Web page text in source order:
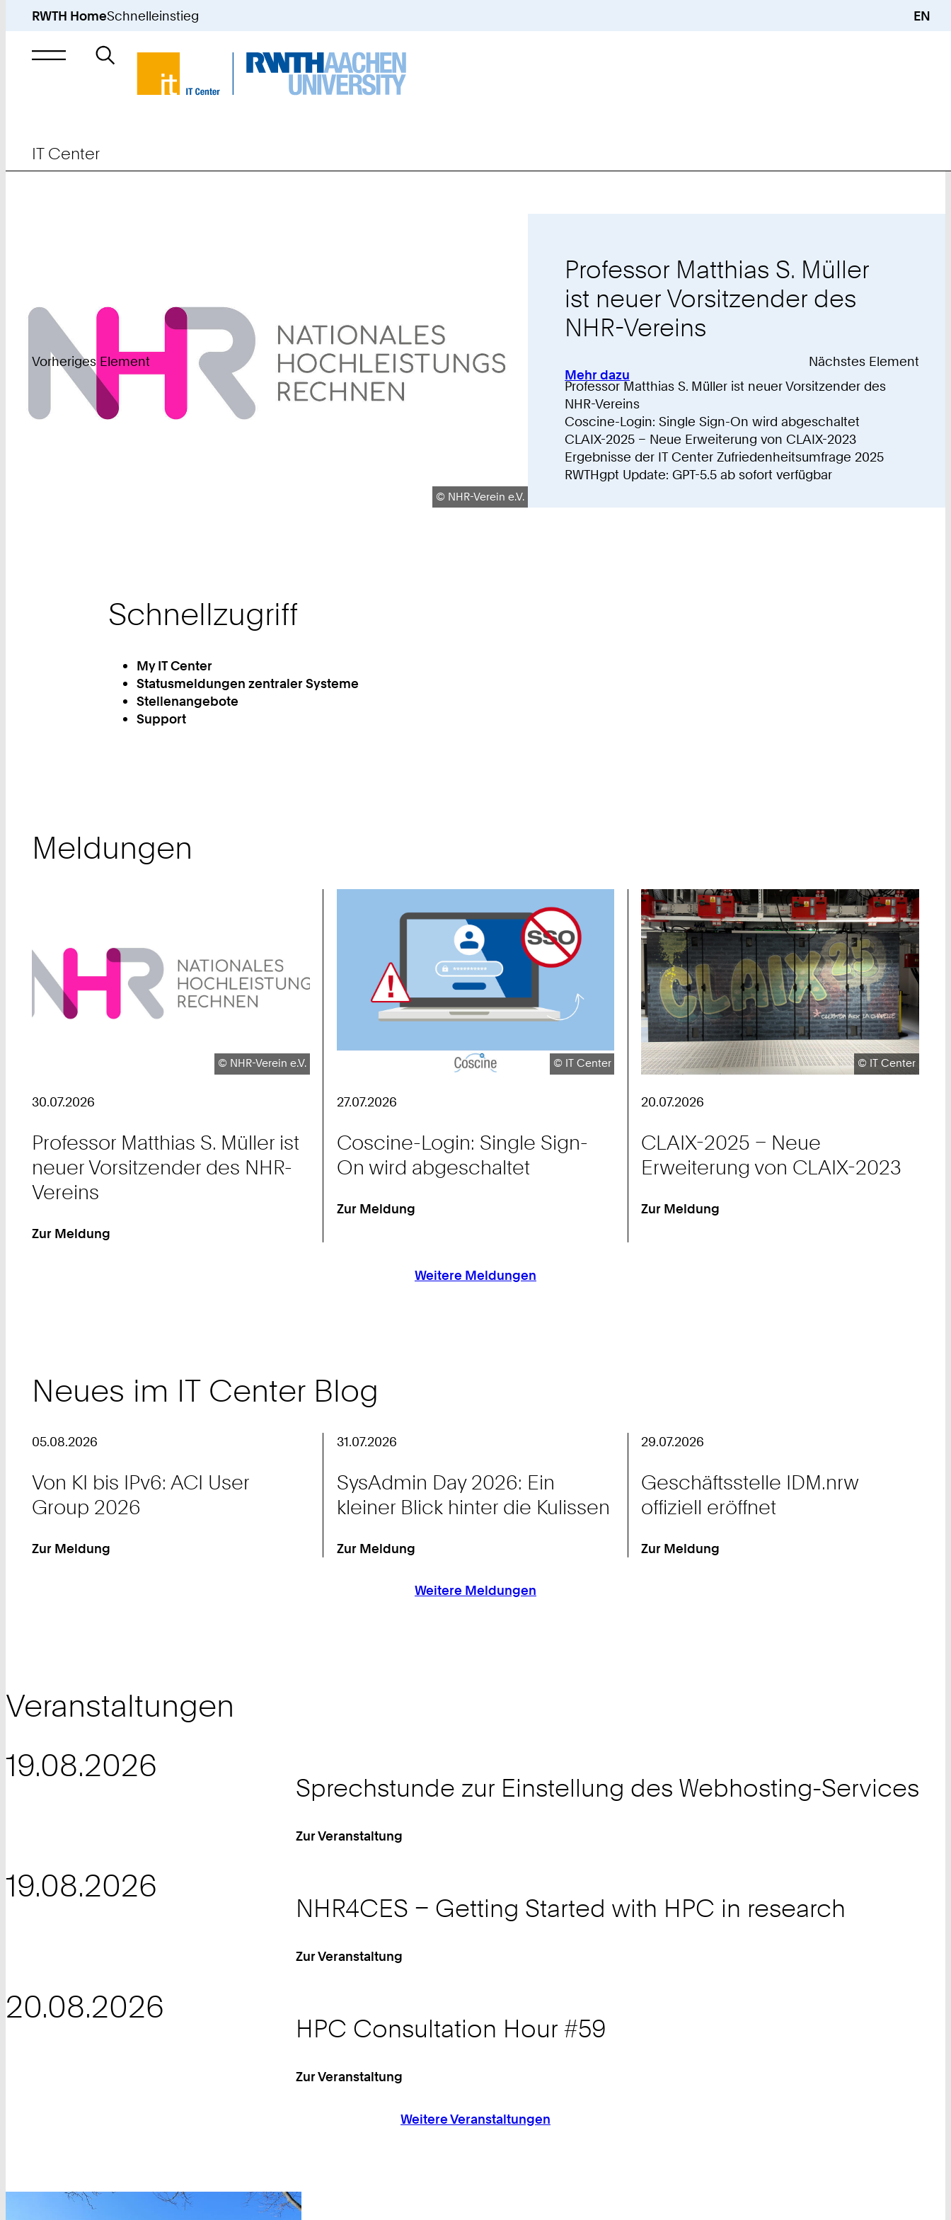
RWTH HomeSchnelleinstieg EN
Suche
nach
IT Center
Urheberrecht:
© NHR-Verein e.V.
Professor Matthias S. Müller
ist neuer Vorsitzender des
NHR-Vereins
Mehr dazu
Professor
Matthias
S.
Müller
ist
neuer
Vorheriges Element
Professor Matthias S. Müller ist neuer Vorsitzender des
NHR-Vereins
Coscine-Login: Single Sign-On wird abgeschaltet
CLAIX-2025 – Neue Erweiterung von CLAIX-2023
Ergebnisse der IT Center Zufriedenheitsumfrage 2025
RWTHgpt Update: GPT-5.5 ab sofort verfügbar
Nächstes Element
Schnellzugriff
My IT Center
Statusmeldungen zentraler Systeme
Stellenangebote
Support
Meldungen
Urheberrecht:
© NHR-Verein e.V.
30.07.2026
Professor Matthias S. Müller ist
neuer Vorsitzender des NHR-
Vereins
Zur Meldung
Urheberrecht:
© IT Center
27.07.2026
Coscine-Login: Single Sign-
On wird abgeschaltet
Zur Meldung
Urheberrecht:
© IT Center
20.07.2026
CLAIX-2025 – Neue
Erweiterung von CLAIX-2023
Zur Meldung
Weitere Meldungen
Neues im IT Center Blog
05.08.2026
Von KI bis IPv6: ACI User
Group 2026
Zur Meldung
31.07.2026
SysAdmin Day 2026: Ein
kleiner Blick hinter die Kulissen
Zur Meldung
29.07.2026
Geschäftsstelle IDM.nrw
offiziell eröffnet
Zur Meldung
Weitere Meldungen
Veranstaltungen
19.08.2026
Sprechstunde zur Einstellung des Webhosting-Services
Zur Veranstaltung
19.08.2026
NHR4CES – Getting Started with HPC in research
Zur Veranstaltung
20.08.2026
HPC Consultation Hour #59
Zur Veranstaltung
Weitere Veranstaltungen